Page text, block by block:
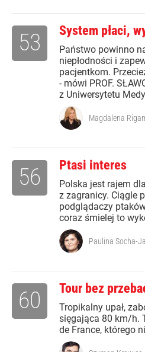
System płaci,
Państwo powinno
niepłodności i
pacjentkom.
- mówi PROF.
z Uniwersytetu
53
Magdalena
Ptasi interes
Polska jest rajem
z zagranicy. Ciągle
podglądaczy
coraz śmielej to
56
Paulina Socha-
Tour bez
Tropikalny upał,
sięgająca 80 km/h.
de France, którego
60